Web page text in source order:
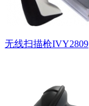
无线扫描枪IVY2809